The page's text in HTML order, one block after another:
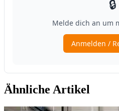
Ähnliche Artikel